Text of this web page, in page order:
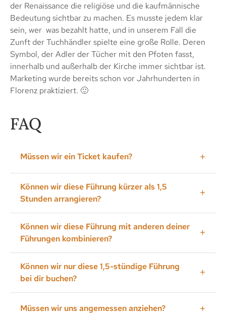
der Renaissance die religiöse und die kaufmännische
Bedeutung sichtbar zu machen. Es musste jedem klar
sein, wer was bezahlt hatte, und in unserem Fall die
Zunft der Tuchhändler spielte eine große Rolle. Deren
Symbol, der Adler der Tücher mit den Pfoten fasst,
innerhalb und außerhalb der Kirche immer sichtbar ist.
Marketing wurde bereits schon vor Jahrhunderten in
Florenz praktiziert. 🙂
FAQ
Müssen wir ein Ticket kaufen?
Können wir diese Führung kürzer als 1,5
Stunden arrangieren?
berechnet. Alle meine Touren sind
maßgeschneidert.
Können wir diese Führung mit anderen deiner
Führungen kombinieren?
Können wir nur diese 1,5-stündige Führung
bei dir buchen?
einer anderen Führung buchen würden. Vielleicht
Müssen wir uns angemessen anziehen?